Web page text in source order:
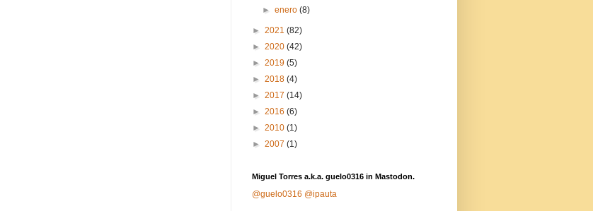
►enero(8)
► 2021 (82)
► 2020 (42)
► 2019 (5)
► 2018 (4)
► 2017 (14)
► 2016 (6)
► 2010 (1)
► 2007 (1)
Miguel Torres a.k.a. guelo0316 in Mastodon.
@guelo0316 @ipauta